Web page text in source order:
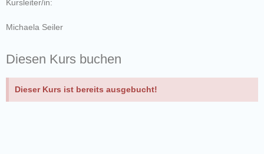
Kursleiter/in:
Michaela Seiler
Diesen Kurs buchen
Dieser Kurs ist bereits ausgebucht!